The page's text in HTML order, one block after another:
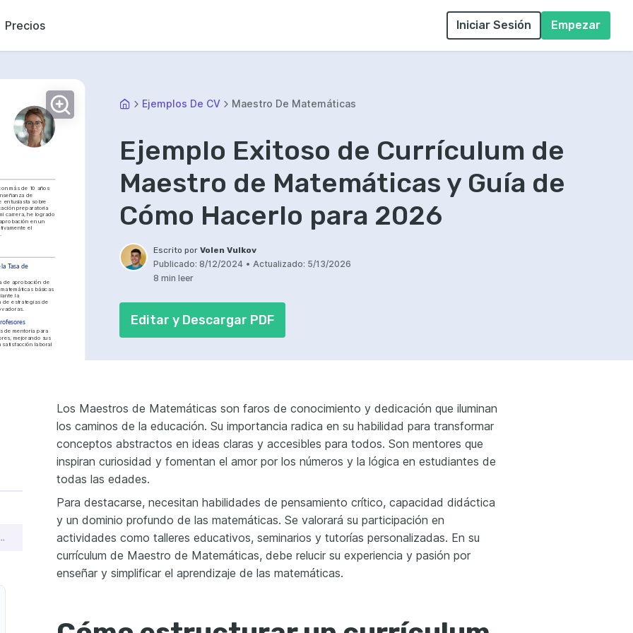
Precios Iniciar Sesión Empezar
más de 10 años
de
entusiasta sobre
preparatoria
carrera, he logrado
en un
el
Tasa de
de aprobación de
básicas
la
de estrategias de
de mentoría para
mejorando sus
satisfacción laboral
Ejemplos De CV Maestro De Matemáticas
Ejemplo Exitoso de Currículum de
Maestro de Matemáticas y Guía de
Cómo Hacerlo para 2026
Escrito porVolen Vulkov
Publicado: 8/12/2024 • Actualizado: 5/13/2026
8 min leer
Editar y Descargar PDF
matemáticas que consiga empleo
Los Maestros de Matemáticas son faros de conocimiento y dedicación que iluminan
los caminos de la educación. Su importancia radica en su habilidad para transformar
conceptos abstractos en ideas claras y accesibles para todos. Son mentores que
inspiran curiosidad y fomentan el amor por los números y la lógica en estudiantes de
todas las edades.
Para destacarse, necesitan habilidades de pensamiento crítico, capacidad didáctica
y un dominio profundo de las matemáticas. Se valorará su participación en
actividades como talleres educativos, seminarios y tutorías personalizadas. En su
currículum de Maestro de Matemáticas, debe relucir su experiencia y pasión por
enseñar y simplificar el aprendizaje de las matemáticas.